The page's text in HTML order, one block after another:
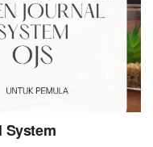
System